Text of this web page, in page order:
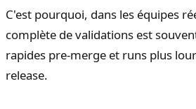
C'est pourquoi, dans les équipes
complète de validations est
rapides pre-merge et runs plus
release.